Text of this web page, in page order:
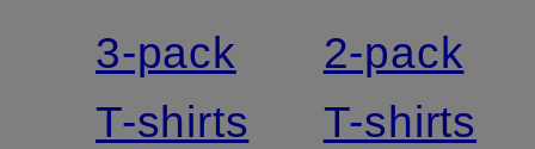
LAUREN
3-pack
T-shirts
LAUREN
2-pack
T-shirts